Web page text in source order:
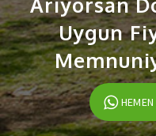
Uygun